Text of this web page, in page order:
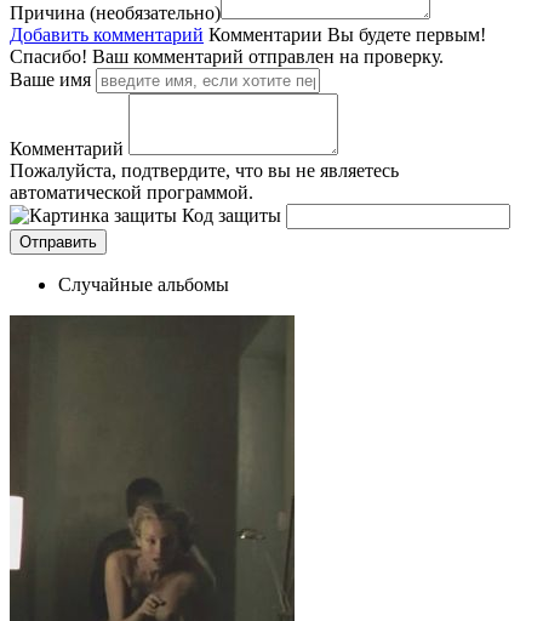
Причина (необязательно)
Добавить комментарий Комментарии Вы будете первым!
Спасибо! Ваш комментарий отправлен на проверку.
Ваше имя
Комментарий
Пожалуйста, подтвердите, что вы не являетесь
автоматической программой.
Код защиты
Случайные альбомы